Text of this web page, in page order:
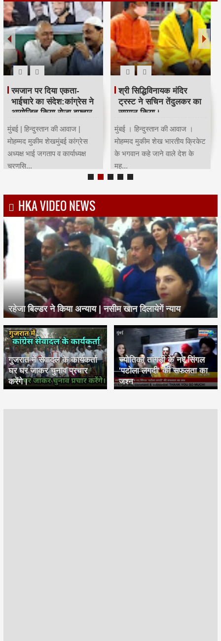
रमजान पर दिया एकता-
भाईचारे का संदेश:कांग्रेस ने
आयोजित किया रोजा इफ्तार
मुंबई | हिन्दुस्तान की आवाज |
मोहम्मद मुकीम शेखमुंबई कांग्रेस
अध्यक्ष भाई जगताप व कार्याध्यक्ष
चरणसि...
श्री सिद्धिविनायक मंदिर
ट्रस्ट ने सचिन तेंदुलकर का
सम्मान किया।
मुंबई । हिन्दुस्तान की आवाज ।
मोहम्मद मुकीम शेख भारतीय क्रिकेट
के भगवान कहे जाने वाले देश के
मह...
HKA VIDEO NEWS
रहेजा बिल्डर ने किया अन्याय | नसीम खान दिलायेगें न्याय
गुजरात में सेवादल के कार्यकर्ता
घर घर जाकर चुनाव प्रचार
करेंगे।
ज्योतिका तांगड़ी के नए सिंगल
'पटोला लगदी' की सफलता का
जश्न